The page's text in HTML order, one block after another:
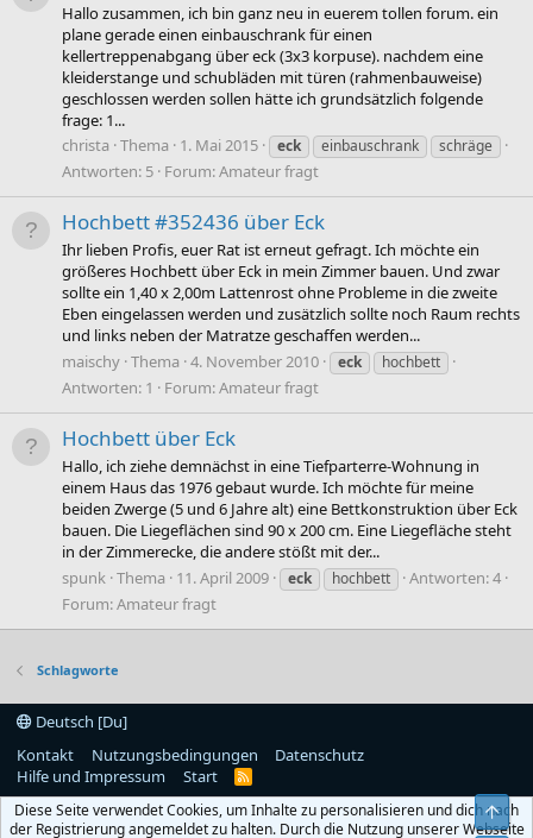
Hallo zusammen, ich bin ganz neu in euerem tollen forum. ein
plane gerade einen einbauschrank für einen
kellertreppenabgang über eck (3x3 korpuse). nachdem eine
kleiderstange und schubläden mit türen (rahmenbauweise)
geschlossen werden sollen hätte ich grundsätzlich folgende
frage: 1...
christa Thema 1. Mai 2015 eck einbauschrank schräge
Antworten: 5 Forum:Amateur fragt
Hochbett #352436 über Eck
Ihr lieben Profis, euer Rat ist erneut gefragt. Ich möchte ein
größeres Hochbett über Eck in mein Zimmer bauen. Und zwar
sollte ein 1,40 x 2,00m Lattenrost ohne Probleme in die zweite
Eben eingelassen werden und zusätzlich sollte noch Raum rechts
und links neben der Matratze geschaffen werden...
maischy Thema 4. November 2010 eck hochbett
Antworten: 1 Forum:Amateur fragt
Hochbett über Eck
Hallo, ich ziehe demnächst in eine Tiefparterre-Wohnung in
einem Haus das 1976 gebaut wurde. Ich möchte für meine
beiden Zwerge (5 und 6 Jahre alt) eine Bettkonstruktion über Eck
bauen. Die Liegeflächen sind 90 x 200 cm. Eine Liegefläche steht
in der Zimmerecke, die andere stößt mit der...
spunk Thema 11. April 2009 eck hochbett
Antworten: 4
Forum:Amateur fragt
Schlagworte
Deutsch [Du]
Kontakt
Nutzungsbedingungen
Datenschutz
Hilfe und Impressum
Start
R
S
Diese Seite verwendet Cookies, um Inhalte zu personalisieren und dich nach
der Registrierung angemeldet zu halten. Durch die Nutzung unserer Webseite